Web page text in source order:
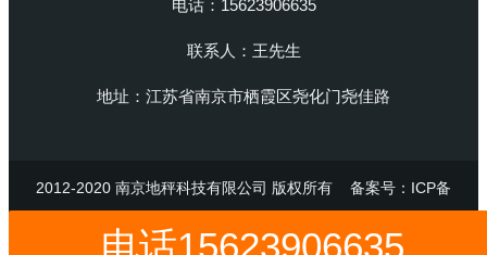
电话：15623906635
联系人：王先生
地址：江苏省南京市栖霞区尧化门尧佳路
2012-2020 南京地秤科技有限公司 版权所有 备案号：ICP备
技术支持：怎样防地秤遥控器作弊 地秤遥控器 地秤防遥控
电话15623906635